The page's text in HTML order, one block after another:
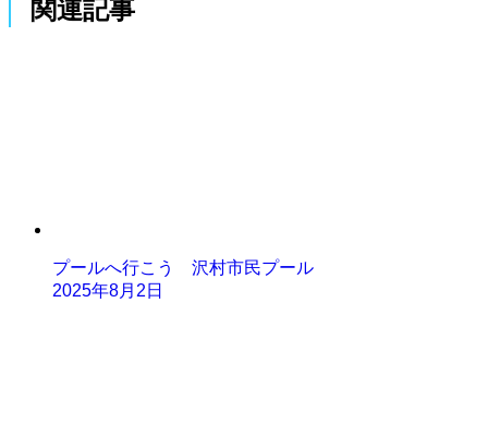
関連記事
プールへ行こう 沢村市民プール
2025年8月2日